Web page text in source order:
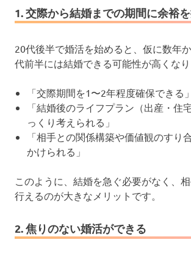
1. 交際から結婚までの期間に余裕
20代後半で婚活を始めると、仮に数年
代前半には結婚できる可能性が高くなり
「交際期間を1〜2年程度確保できる」
「結婚後のライフプラン（出産・住
っくり考えられる」
「相手との関係構築や価値観のすり
かけられる」
このように、結婚を急ぐ必要がなく、
行えるのが大きなメリットです。
2. 焦りのない婚活ができる